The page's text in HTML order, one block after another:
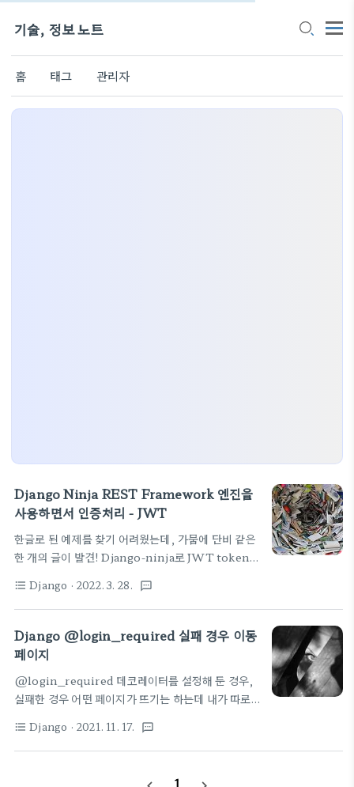
기술, 정보 노트
홈 태그 관리자
Django Ninja REST Framework 엔진을
사용하면서 인증처리 - JWT
한글로 된 예제를 찾기 어려웠는데, 가뭄에 단비 같은
한 개의 글이 발견! Django-ninja로 JWT token
eungs.tistory.com/64 로그인 할때, JWT 토큰
을 발행해 주고 (아래 코드를 참고하시면 된다)
@router.post('/sign-in/') def
signIn(request): payload = { 'id': 2, 'exp':
datetime.datetime.now() +
datetime.timedelta(minutes=60), 'iat':
datetime.datetime.now() } token =
jwt.encode(payload, 'secret',
format_list_bulleted Django · 2022. 3. 28. textsms
Django @login_required 실패 경우 이동
페이지
@login_required 데코레이터를 설정해 둔 경우,
실패한 경우 어떤 페이지가 뜨기는 하는데 내가 따로
아보다 보니 settings.py 에 설정 되어 있어서 코드
에서 볼 수 없었다. settings.py 에 보면
format_list_bulleted Django · 2021. 11. 17. textsms
1